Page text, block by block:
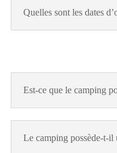
Quelles sont les dates
Est-ce que le camping
Le camping possède-t-il